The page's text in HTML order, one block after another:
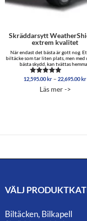
Skräddarsytt
extrem kvalitet
När endast det bästa är gott nog.
biltäcke som tar liten plats, men med
bästa skydd, kan tvättas
Betygsatt
av 5
12,595.00kr – 22,695.00kr
Läs mer ->
VÄLJ
Biltäcken, Bilkapell